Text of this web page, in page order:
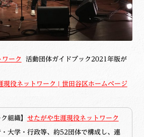
ーク
活動団体ガイドブック2021年版が
現役ネットワーク | 世田谷区ホームページ
組織】 せたがや生涯現役ネットワーク
大学・行政等、約52団体で構成し、連